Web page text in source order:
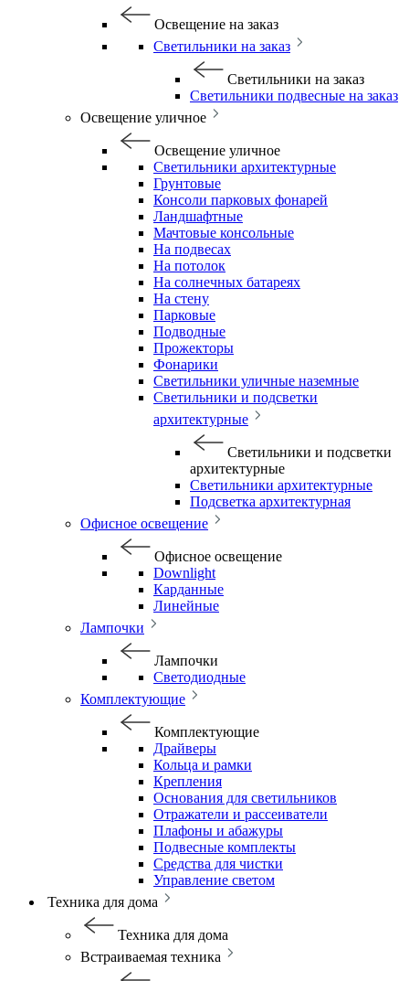
Освещение на заказ
Светильники на заказ
Светильники на заказ
Светильники подвесные на заказ
Освещение уличное
Освещение уличное
Светильники архитектурные
Грунтовые
Консоли парковых фонарей
Ландшафтные
Мачтовые консольные
На подвесах
На потолок
На солнечных батареях
На стену
Парковые
Подводные
Прожекторы
Фонарики
Светильники уличные наземные
Светильники и подсветки
архитектурные
Светильники и подсветки
архитектурные
Светильники архитектурные
Подсветка архитектурная
Офисное освещение
Офисное освещение
Downlight
Карданные
Линейные
Лампочки
Лампочки
Светодиодные
Комплектующие
Комплектующие
Драйверы
Кольца и рамки
Крепления
Основания для светильников
Отражатели и рассеиватели
Плафоны и абажуры
Подвесные комплекты
Средства для чистки
Управление светом
Техника для дома
Техника для дома
Встраиваемая техника